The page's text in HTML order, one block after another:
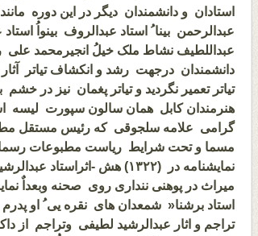
استادان و دانشمندان دیگر در این دوره
عبدالرحمن بینا ُ استاد عبدالروف بینواُ
عبداللطیف نشاط ملک خیلُ انجیرمحمد
دانشمندان درجهت رشد و انکشاف تیاتر آثار
تیاتر تعمیر نگردید و تیاتر پغمان نیز در
هنرمندان کابل همان سالون سپورت لیسه
گرامی علامه سلجوقی که رئیس مستقل
مسما و تحت شرایط ریاست مطبوعات رسما
نمایشنامه در (۱۳۲۲)
هش -اثراستاد
میراث در پوهنی ننداری روی صحنه وبعداٌ
استاد برشنا« شمعدان های نقره یی ُ او
تراجم و اثار عبدالرشید لطیفی وتراجم از